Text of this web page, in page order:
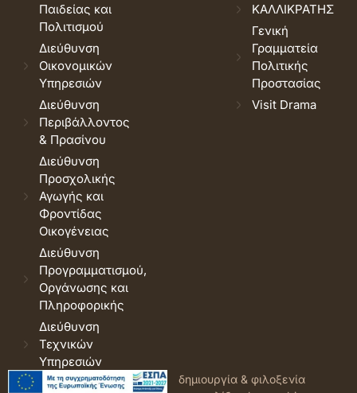
Παιδείας και
Πολιτισμού
Διεύθυνση
Οικονομικών
Υπηρεσιών
Διεύθυνση
Περιβάλλοντος
& Πρασίνου
Διεύθυνση
Προσχολικής
Αγωγής και
Φροντίδας
Οικογένειας
Διεύθυνση
Προγραμματισμού,
Οργάνωσης και
Πληροφορικής
Διεύθυνση
Τεχνικών
Υπηρεσιών
ΚΑΛΛΙΚΡΑΤΗΣ
Γενική
Γραμματεία
Πολιτικής
Προστασίας
Visit Drama
© 2026 Δήμος Δράμας. Όροι
δημιουργία & φιλοξενία